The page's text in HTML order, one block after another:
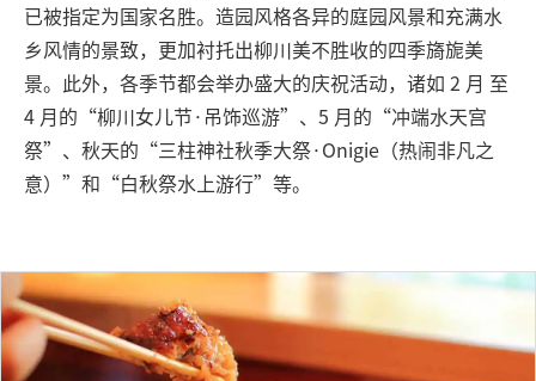
已被指定为国家名胜。造园风格各异的庭园风景和充满水
乡风情的景致，更加衬托出柳川美不胜收的四季旖旎美
景。此外，各季节都会举办盛大的庆祝活动，诸如 2 月 至
4 月的“柳川女儿节·吊饰巡游”、5 月的“冲端水天宫
祭”、秋天的“三柱神社秋季大祭·Onigie（热闹非凡之
意）”和“白秋祭水上游行”等。